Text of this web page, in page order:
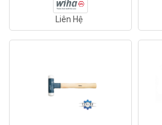
Liên Hệ